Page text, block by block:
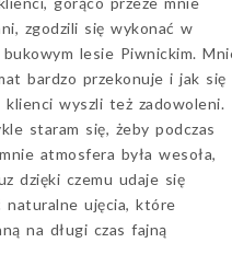
zgodzili się wykonać w
lesie Piwnickim.
bardzo przekonuje i jak się
klienci wyszli też zadowoleni.
staram się, żeby podczas
atmosfera była wesoła,
dzięki czemu udaje się
naturalne ujęcia, które
na długi czas fajną